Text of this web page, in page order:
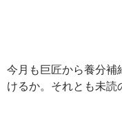
今月も巨匠から養分補
けるか。それとも未読